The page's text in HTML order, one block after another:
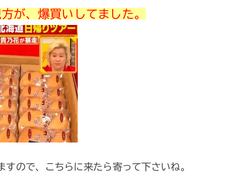
が、爆買いしてました。
すので、こちらに来たら寄って下さいね。